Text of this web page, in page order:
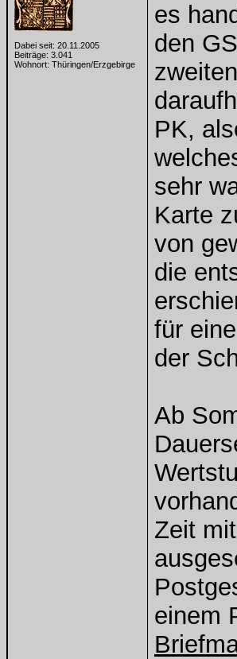
Dabei seit: 20.11.2005
Beiträge: 3.041
Wohnort: Thüringen/Erzgebirge
es
den
PK,
sehr
Karte
von
die
für
der
Ab
Zeit
einem